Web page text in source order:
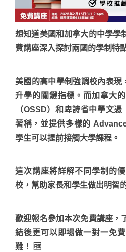
想知道美國和加拿大的中學學
費講座深入探討兩國的學制特
美國的高中學制強調校內表現
升學的關鍵指標。而加拿大
（OSSD）和卑詩省中學文
著稱，並提供多樣的
學生可以提前接觸大學課程。
這次講座將詳解不同學制的
校，幫助家長和學生做出明智
歡迎報名參加本次免費講座，
結後更可以即場做一對一免
難！ 🆓